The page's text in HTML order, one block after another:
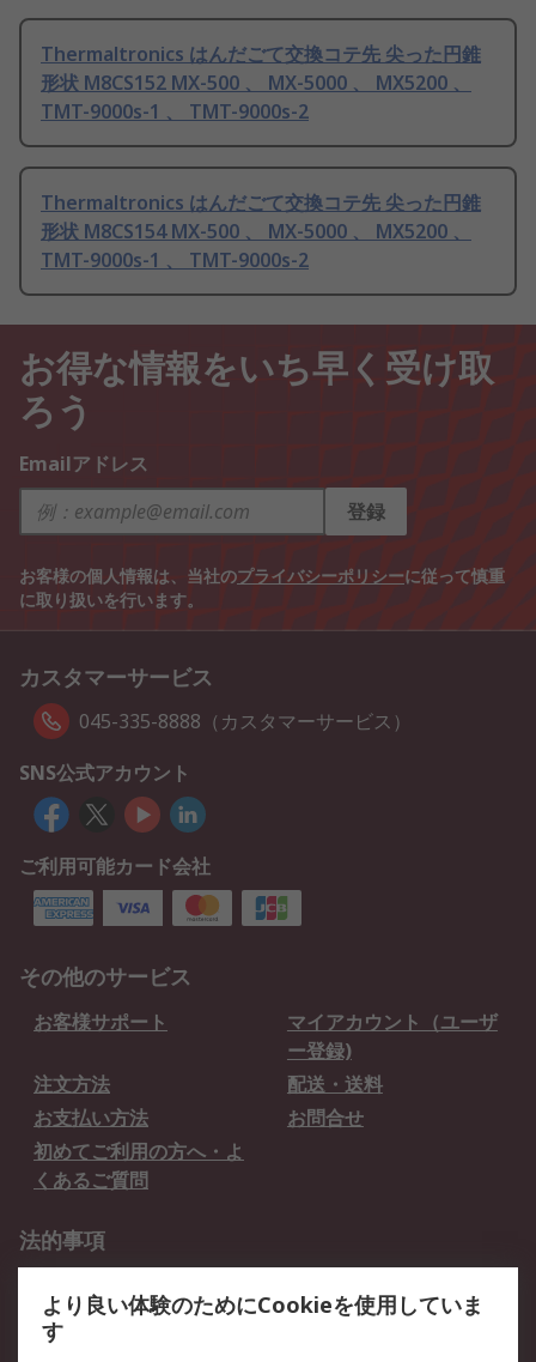
Thermaltronics はんだごて交換コテ先 尖った円錐
形状 M8CS152 MX-500 、 MX-5000 、 MX5200 、
TMT-9000s-1 、 TMT-9000s-2
Thermaltronics はんだごて交換コテ先 尖った円錐
形状 M8CS154 MX-500 、 MX-5000 、 MX5200 、
TMT-9000s-1 、 TMT-9000s-2
お得な情報をいち早く受け取
ろう
Emailアドレス
登録
お客様の個人情報は、当社のプライバシーポリシーに従って慎重
に取り扱いを行います。
カスタマーサービス
045-335-8888（カスタマーサービス）
SNS公式アカウント
ご利用可能カード会社
その他のサービス
お客様サポート
マイアカウント（ユーザ
ー登録)
注文方法
配送・送料
お支払い方法
お問合せ
初めてご利用の方へ・よ
くあるご質問
法的事項
クッキーポリシー
より良い体験のためにCookieを使用していま
す